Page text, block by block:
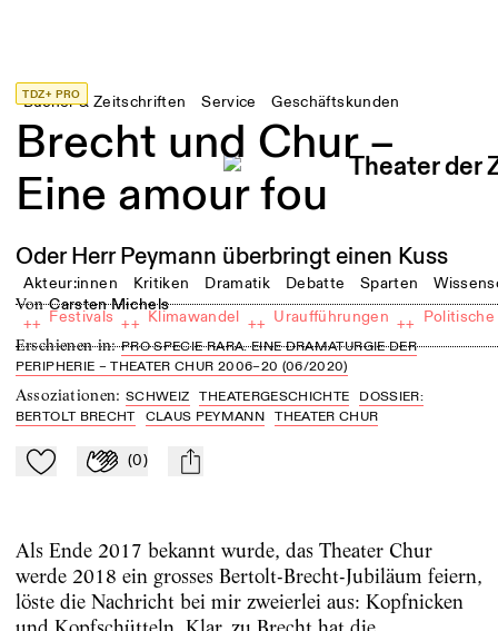
Bücher & Zeitschriften Service Geschäftskunden
Akteur:innen Kritiken Dramatik Debatte Sparten
++ Festivals ++ Klimawandel ++ Uraufführungen ++
TDZ+ PRO
Brecht und Chur –
Eine amour fou
Oder Herr Peymann überbringt einen Kuss
von Carsten Michels
Erschienen in:PRO SPECIE RARA. EINE DRAMATURGIE DER
PERIPHERIE – THEATER CHUR 2006–20 (06/2020)
Assoziationen:SCHWEIZ THEATERGESCHICHTE
DOSSIER:
BERTOLT BRECHT
CLAUS PEYMANN THEATER CHUR
Zu Mein-TdZ hinzufügen
Applaudieren
(0) mail
Als Ende 2017 bekannt wurde, das Theater Chur
werde 2018 ein grosses Bertolt-Brecht-Jubiläum feiern,
löste die Nachricht bei mir zweierlei aus: Kopfnicken